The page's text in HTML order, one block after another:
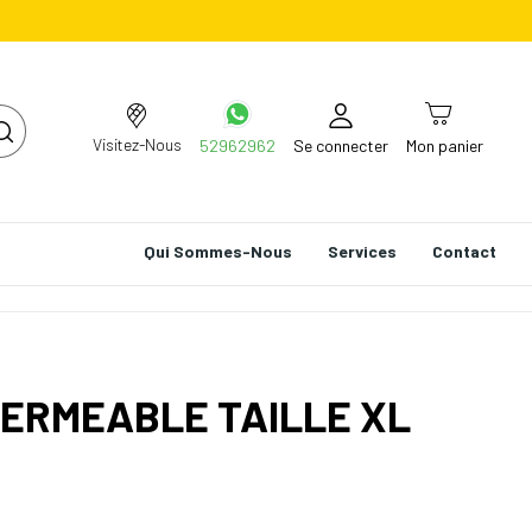
Visitez-Nous 52962962 Se connecter Mon panier
Qui Sommes-Nous Services Contact
TAILLE XL